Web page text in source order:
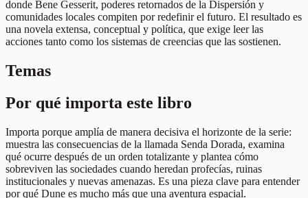
donde Bene Gesserit, poderes retornados de la Dispersión y
comunidades locales compiten por redefinir el futuro. El resultado es
una novela extensa, conceptual y política, que exige leer las
acciones tanto como los sistemas de creencias que las sostienen.
Temas
Por qué importa este libro
Importa porque amplía de manera decisiva el horizonte de la serie:
muestra las consecuencias de la llamada Senda Dorada, examina
qué ocurre después de un orden totalizante y plantea cómo
sobreviven las sociedades cuando heredan profecías, ruinas
institucionales y nuevas amenazas. Es una pieza clave para entender
por qué Dune es mucho más que una aventura espacial.